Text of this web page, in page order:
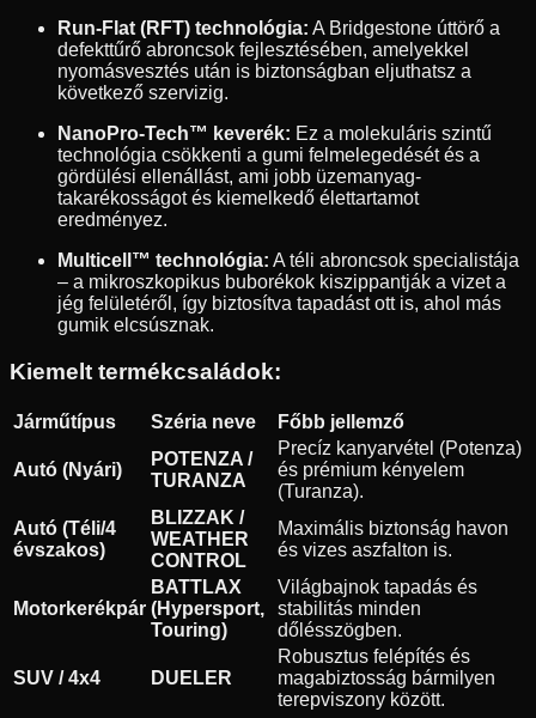
Run-Flat (RFT) technológia: A Bridgestone úttörő a
defekttűrő abroncsok fejlesztésében, amelyekkel
nyomásvesztés után is biztonságban eljuthatsz a
következő szervizig.
NanoPro-Tech™ keverék: Ez a molekuláris szintű
technológia csökkenti a gumi felmelegedését és a
gördülési ellenállást, ami jobb üzemanyag-
takarékosságot és kiemelkedő élettartamot
eredményez.
Multicell™ technológia: A téli abroncsok specialistája
– a mikroszkopikus buborékok kiszippantják a vizet a
jég felületéről, így biztosítva tapadást ott is, ahol más
gumik elcsúsznak.
Kiemelt termékcsaládok:
Járműtípus Széria neve Főbb jellemző
Autó (Nyári)
POTENZA /
TURANZA
Precíz kanyarvétel (Potenza)
és prémium kényelem
(Turanza).
Autó (Téli/4
évszakos)
BLIZZAK /
WEATHER
CONTROL
Maximális biztonság havon
és vizes aszfalton is.
Motorkerékpár
BATTLAX
(Hypersport,
Touring)
Világbajnok tapadás és
stabilitás minden
dőlésszögben.
SUV / 4x4 DUELER
Robusztus felépítés és
magabiztosság bármilyen
terepviszony között.